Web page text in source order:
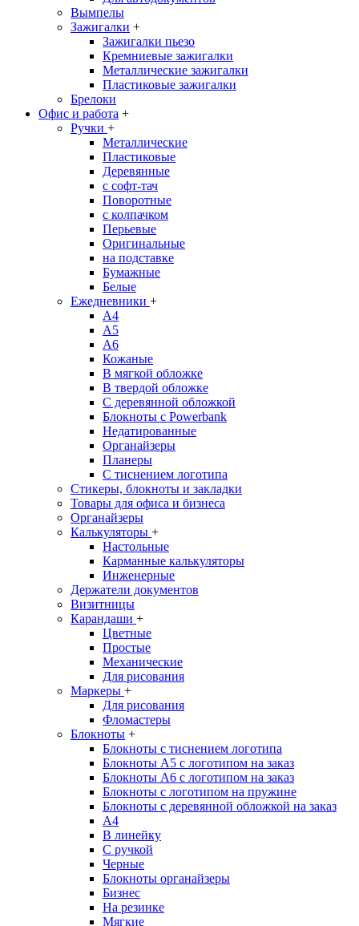
Вымпелы
Зажигалки +
Зажигалки пьезо
Кремниевые зажигалки
Металлические зажигалки
Пластиковые зажигалки
Брелоки
Офис и работа +
Ручки +
Металлические
Пластиковые
Деревянные
с софт-тач
Поворотные
с колпачком
Перьевые
Оригинальные
на подставке
Бумажные
Белые
Ежедневники +
A4
A5
A6
Кожаные
В мягкой обложке
В твердой обложке
С деревянной обложкой
Блокноты с Powerbank
Недатированные
Органайзеры
Планеры
С тиснением логотипа
Стикеры, блокноты и закладки
Товары для офиса и бизнеса
Органайзеры
Калькуляторы +
Настольные
Карманные калькуляторы
Инженерные
Держатели документов
Визитницы
Карандаши +
Цветные
Простые
Механические
Для рисования
Маркеры +
Для рисования
Фломастеры
Блокноты +
Блокноты с тиснением логотипа
Блокноты А5 с логотипом на заказ
Блокноты А6 с логотипом на заказ
Блокноты с логотипом на пружине
Блокноты с деревянной обложкой на заказ
A4
В линейку
С ручкой
Черные
Блокноты органайзеры
Бизнес
На резинке
Мягкие